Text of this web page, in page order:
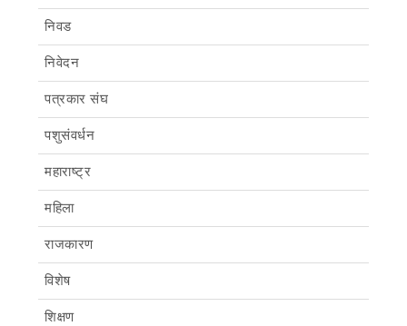
निवड
निवेदन
पत्रकार संघ
पशुसंवर्धन
महाराष्ट्र
महिला
राजकारण
विशेष
शिक्षण